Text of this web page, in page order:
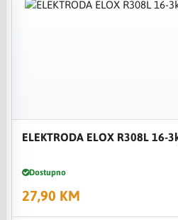
ELEKTRODA ELOX R308L 16-
Dostupno
27,90 KM